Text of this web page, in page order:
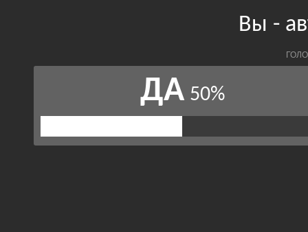
Вы -
ДА 50%